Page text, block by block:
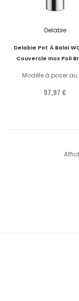
Delabie
Delabie Pot À Balai
Couvercle Inox Poli
Modèle à poser au
97,97 €